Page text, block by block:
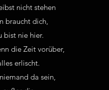
nicht stehen
braucht dich,
bist nie hier.
die Zeit vorüber,
erlischt.
da sein,